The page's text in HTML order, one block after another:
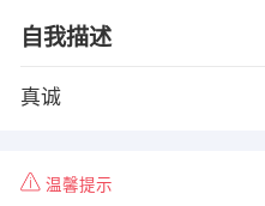
自我描述
真诚
温馨提示